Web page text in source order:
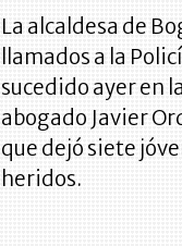
La alcaldesa de
llamados a la
sucedido ayer en
abogado Javier
que dejó siete
heridos.